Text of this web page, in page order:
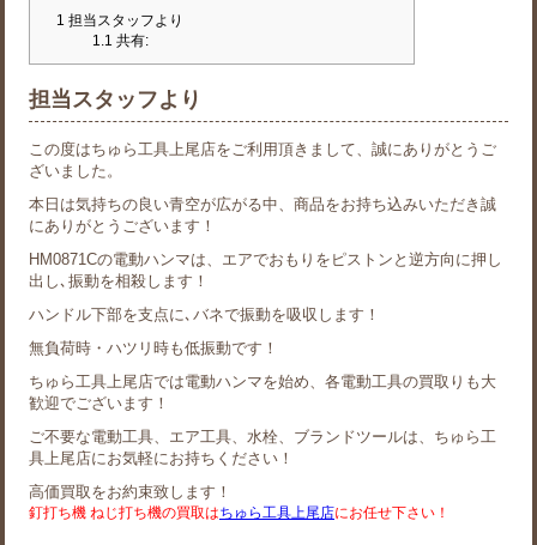
1 担当スタッフより
1.1 共有:
担当スタッフより
この度はちゅら工具上尾店をご利用頂きまして、誠にありがとうご
ざいました。
本日は気持ちの良い青空が広がる中、商品をお持ち込みいただき誠
にありがとうございます！
HM0871Cの電動ハンマは、エアでおもりをピストンと逆方向に押し
出し､振動を相殺します！
ハンドル下部を支点に､バネで振動を吸収します！
無負荷時・ハツリ時も低振動です！
ちゅら工具上尾店では電動ハンマを始め、各電動工具の買取りも大
歓迎でございます！
ご不要な電動工具、エア工具、水栓、ブランドツールは、ちゅら工
具上尾店にお気軽にお持ちください！
高価買取をお約束致します！
釘打ち機 ねじ打ち機の買取はちゅら工具上尾店にお任せ下さい！